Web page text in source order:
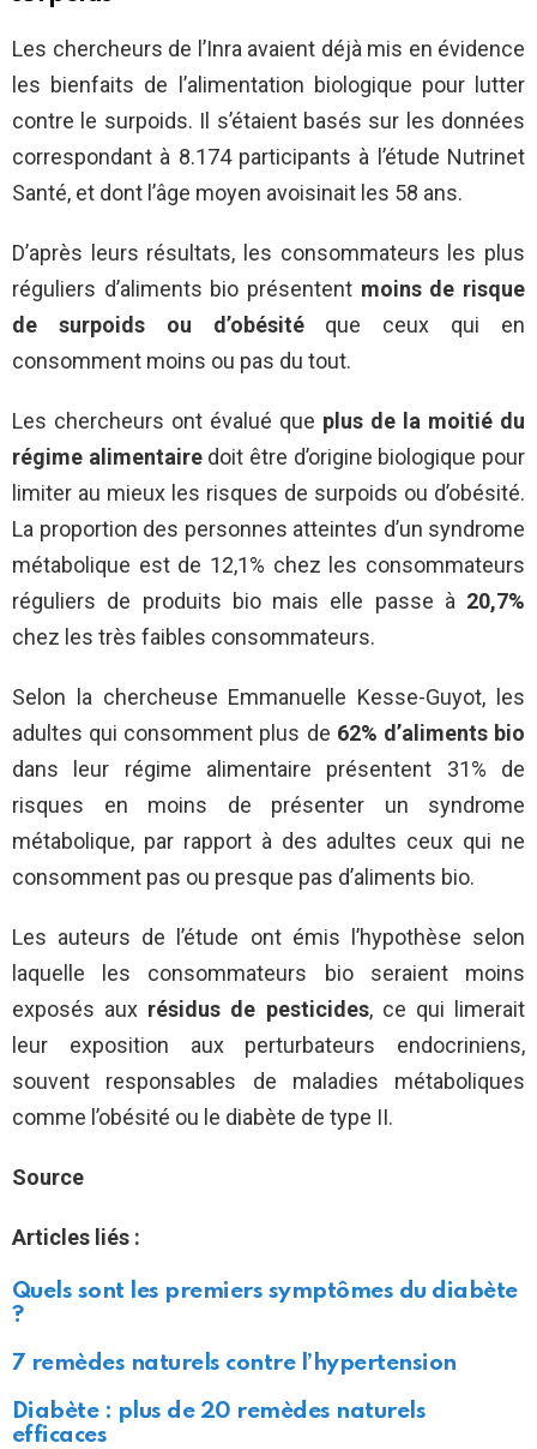
Les chercheurs de l’Inra avaient déjà mis en évidence
les bienfaits de l’alimentation biologique pour lutter
contre le surpoids. Il s’étaient basés sur les données
correspondant à 8.174 participants à l’étude Nutrinet
Santé, et dont l’âge moyen avoisinait les 58 ans.
D’après leurs résultats, les consommateurs les plus
réguliers d’aliments bio présentent moins de risque
de surpoids ou d’obésitéque ceux qui en
consomment moins ou pas du tout.
Les chercheurs ont évalué que plus de la moitié du
régime alimentairedoit être d’origine biologique pour
limiter au mieux les risques de surpoids ou d’obésité.
La proportion des personnes atteintes d’un syndrome
métabolique est de 12,1% chez les consommateurs
réguliers de produits bio mais elle passe à 20,7%
chez les très faibles consommateurs.
Selon la chercheuse Emmanuelle Kesse-Guyot, les
adultes qui consomment plus de 62% d’aliments bio
dans leur régime alimentaire présentent 31% de
risques en moins de présenter un syndrome
métabolique, par rapport à des adultes ceux qui ne
consomment pas ou presque pas d’aliments bio.
Les auteurs de l’étude ont émis l’hypothèse selon
laquelle les consommateurs bio seraient moins
exposés aux résidus de pesticides, ce qui limerait
leur exposition aux perturbateurs endocriniens,
souvent responsables de maladies métaboliques
comme l’obésité ou le diabète de type II.
Source
Articles liés :
Quels sont les premiers symptômes du diabète
?
7 remèdes naturels contre l’hypertension
Diabète : plus de 20 remèdes naturels
efficaces